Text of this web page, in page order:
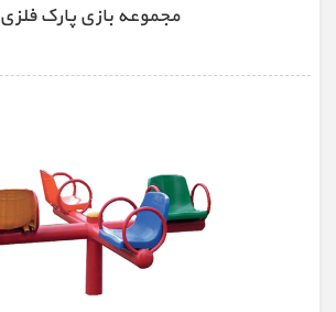
مجموعه بازی پارک فلزی